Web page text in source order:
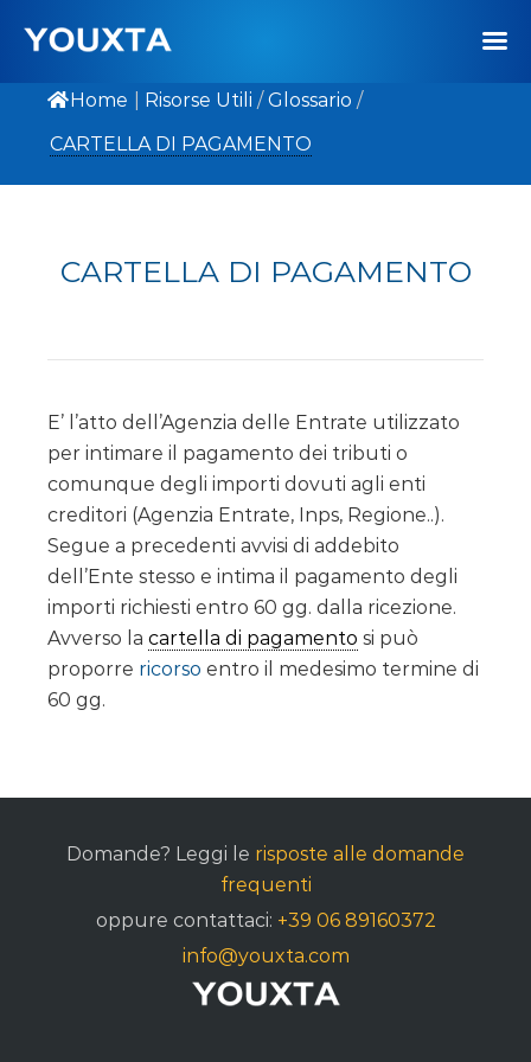
Home Risorse Utili / Glossario /
CARTELLA DI PAGAMENTO
CARTELLA DI PAGAMENTO
E’ l’atto dell’Agenzia delle Entrate utilizzato
per intimare il pagamento dei tributi o
comunque degli importi dovuti agli enti
creditori (Agenzia Entrate, Inps, Regione..).
Segue a precedenti avvisi di addebito
dell’Ente stesso e intima il pagamento degli
importi richiesti entro 60 gg. dalla ricezione.
Avverso la cartella di pagamento si può
proporre ricorso entro il medesimo termine di
60 gg.
Domande? Leggi le risposte alle domande
frequenti
oppure contattaci: +39 06 89160372
info@youxta.com